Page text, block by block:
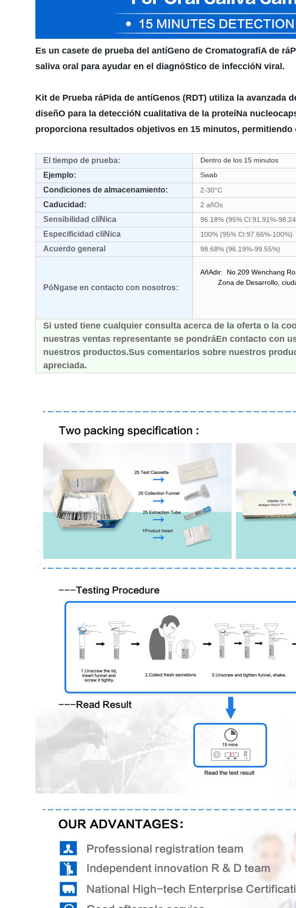
Es un casete de prueba del antíGeno de CromatografíA de
saliva oral para ayudar en el diagnóStico de infeccióN viral.
Kit de Prueba ráPida de antíGenos (RDT) utiliza la
diseñO para la deteccióN cualitativa de la proteíNa
proporciona resultados objetivos en 15 minutos, permitiendo
El tiempo de prueba: Dentro de los 15 minutos
Ejemplo: Swab
Condiciones de almacenamiento: 2-30°C
Caducidad: 2 añOs
Sensibilidad clíNica 96.18% (95% Cl:91.91%-
Especificidad clíNica 100% (95% Cl:97.66%-100%)
Acuerdo general 98.68% (96.19%-99.55%)
PóNgase en contacto con nosotros:
AñAdir:
No.209 Wenchang
Zona de Desarrollo,
Si usted tiene cualquier consulta acerca de la oferta o la
nuestras ventas representante se pondráEn contacto con
nuestros productos.Sus comentarios sobre nuestros
apreciada.